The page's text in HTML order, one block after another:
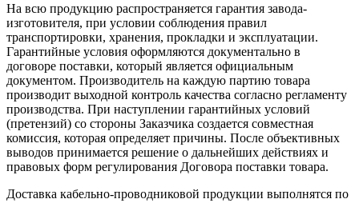
На всю продукцию распространяется гарантия завода-
изготовителя, при условии соблюдения правил
транспортировки, хранения, прокладки и эксплуатации.
Гарантийные условия оформляются документально в
договоре поставки, который является официальным
документом. Производитель на каждую партию товара
производит выходной контроль качества согласно регламенту
производства. При наступлении гарантийных условий
(претензий) со стороны Заказчика создается совместная
комиссия, которая определяет причины. После объективных
выводов принимается решение о дальнейших действиях и
правовых форм регулирования Договора поставки товара.
Доставка кабельно-проводниковой продукции выполнятся по